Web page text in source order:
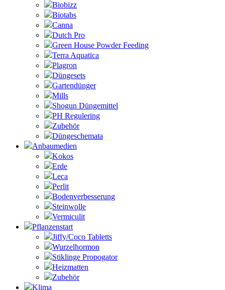
Biobizz
Biotabs
Canna
Dutch Pro
Green House Powder Feeding
Terra Aquatica
Plagron
Düngesets
Gartendünger
Mills
Shogun Düngemittel
PH Regulering
Zubehör
Düngeschemata
Anbaumedien
Kokos
Erde
Leca
Perlit
Bodenverbesserung
Steinwolle
Vermiculit
Pflanzenstart
Jiffy/Coco Tabletts
Wurzelhormon
Stiklinge Propogator
Heizmatten
Zubehör
Klima